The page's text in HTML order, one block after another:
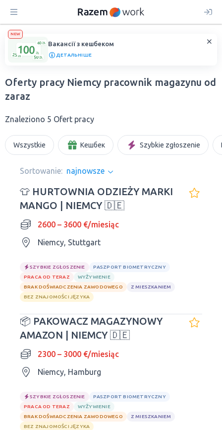
NEW
Вакансії з кешбеком
ДЕТАЛЬНІШЕ
Oferty pracy Niemcy рracownik magazynu od
zaraz
Znaleziono 5 Ofert pracy
Wszystkie Кешбек Szybkie zgłoszenie
Sortowanie: najnowsze
👕 HURTOWNIA ODZIEŻY MARKI
MANGO | NIEMCY 🇩🇪
2600 – 3600 €/miesiąc
Niemcy, Stuttgart
SZYBKIE ZGŁOSZENIE
PASZPORT BIOMETRYCZNY
PRACA OD TERAZ
WYŻYWIENIE
BRAK DOŚWIADCZENIA ZAWODOWEGO
Z MIESZKANIEM
BEZ ZNAJOMOŚCI JĘZYKA
📦 PAKOWACZ MAGAZYNOWY
AMAZON | NIEMCY 🇩🇪
2300 – 3000 €/miesiąc
Niemcy, Hamburg
SZYBKIE ZGŁOSZENIE
PASZPORT BIOMETRYCZNY
PRACA OD TERAZ
WYŻYWIENIE
BRAK DOŚWIADCZENIA ZAWODOWEGO
Z MIESZKANIEM
BEZ ZNAJOMOŚCI JĘZYKA